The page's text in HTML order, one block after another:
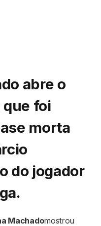
abre o
foi
morta
do jogador
Machadomostrou